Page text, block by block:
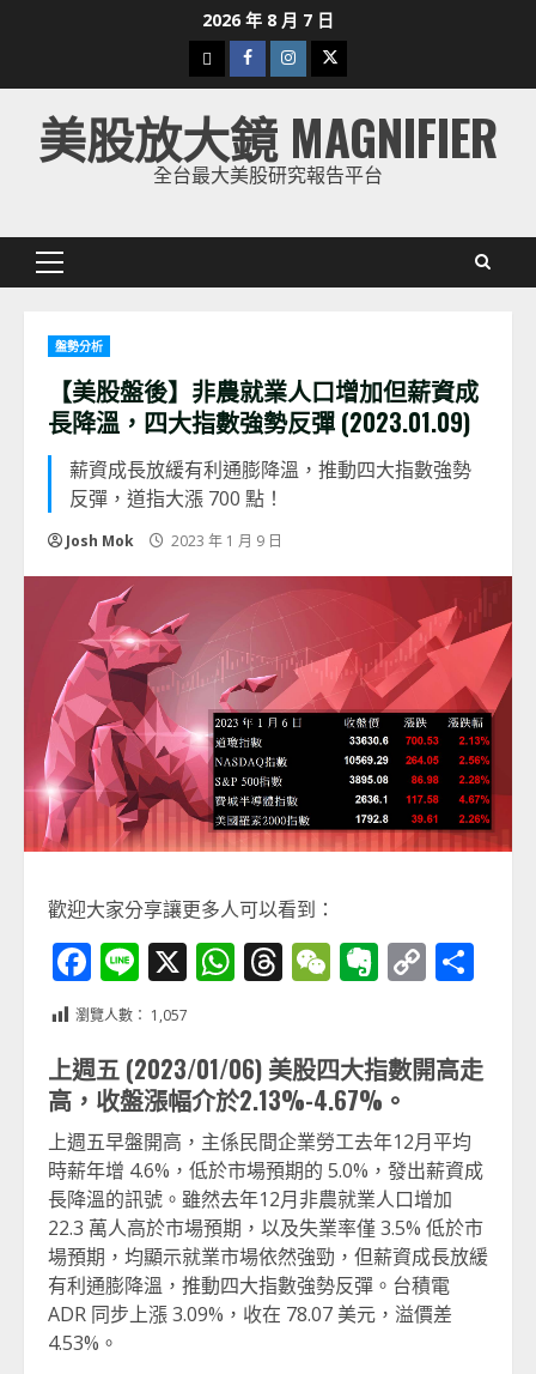
2026 年 8 月 7 日
下
載
美
股
Facebook
Instagram
Twitter
美股放大鏡 MAGNIFIER
全台最大美股研究報告平台
Primary
盤勢分析
【美股盤後】非農就業人口增加但薪資成
長降溫，四大指數強勢反彈 (2023.01.09)
薪資成長放緩有利通膨降溫，推動四大指數強勢
反彈，道指大漲 700 點！
Josh Mok 2023 年 1 月 9 日
歡迎大家分享讓更多人可以看到：
Facebook
Line
X WhatsApp
Threads
WeChat
Evernote
Copy
瀏覽人數： 1,057
上週五 (2023/01/06) 美股四大指數開高走
高，收盤漲幅介於2.13%-4.67%。
上週五早盤開高，主係民間企業勞工去年12月平均
時薪年增 4.6%，低於市場預期的 5.0%，發出薪資成
長降溫的訊號。雖然去年12月非農就業人口增加
22.3 萬人高於市場預期，以及失業率僅 3.5% 低於市
場預期，均顯示就業市場依然強勁，但薪資成長放緩
有利通膨降溫，推動四大指數強勢反彈。台積電
ADR 同步上漲 3.09%，收在 78.07 美元，溢價差
4.53%。